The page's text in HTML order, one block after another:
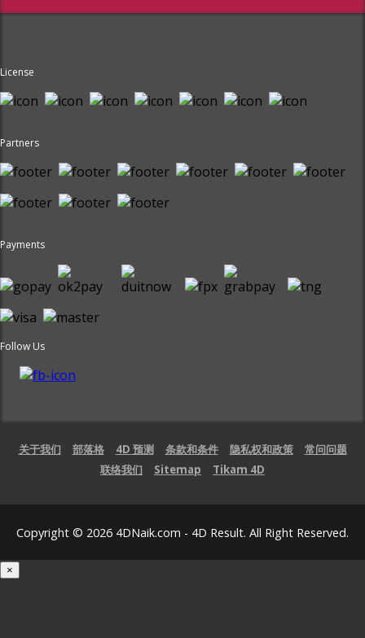
License
Partners
Payments
Follow Us
关于我们 部落格 4D 预测 条款和条件 隐私权和政策
常问问题
联络我们
Sitemap Tikam 4D
Copyright © 2026 4DNaik.com - 4D Result. All Right Reserved.
×